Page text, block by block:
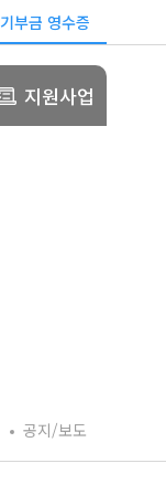
기부금 영수증
지원사업
공지/보도